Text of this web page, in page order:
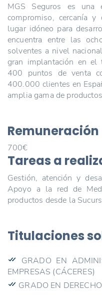
MGS Seguros es una
compromiso, cercanía
lugar idóneo para
encuentra entre las
solventes a nivel
gran implantación en el
400 puntos de venta
400.000 clientes en
amplia gama de
Remuneración
700€
Tareas a
Gestión, atención y
Apoyo a la red de
productos desde la
Titulaciones
GRADO EN
EMPRESAS (CÁCERES)
GRADO EN DERECHO